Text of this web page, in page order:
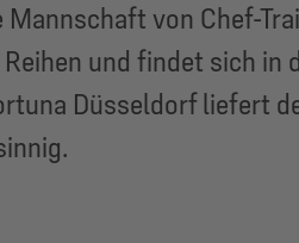
von Chef-
und findet sich in
Düsseldorf liefert